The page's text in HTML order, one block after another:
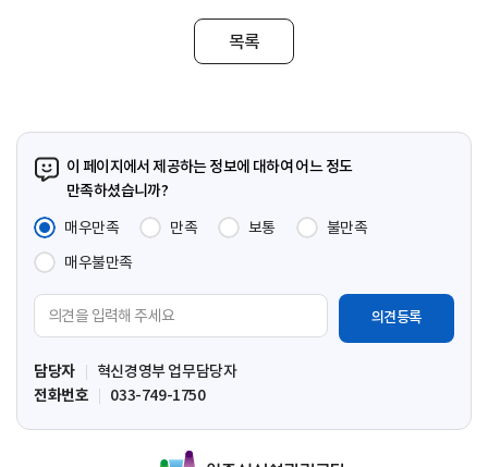
목록
이 페이지에서 제공하는 정보에 대하여 어느 정도
만족하셨습니까?
매우만족
만족 보통
불만족
매우불만족
견
입
력
담당자
혁신경영부 업무담당자
전화번호
033-749-1750